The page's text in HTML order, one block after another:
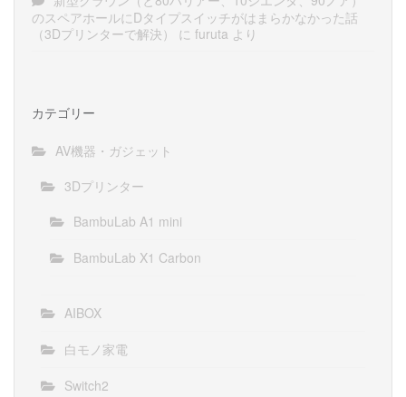
のスペアホールにDタイプスイッチがはまらかなかった話
（3Dプリンターで解決）
に furuta より
カテゴリー
AV機器・ガジェット
3Dプリンター
BambuLab A1 mini
BambuLab X1 Carbon
AIBOX
白モノ家電
Switch2